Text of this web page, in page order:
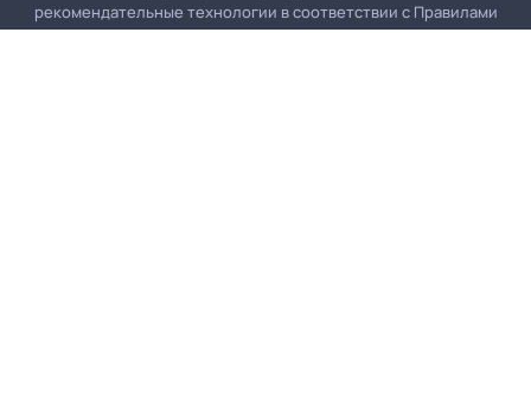
рекомендательные технологии в соответствии с Правилами